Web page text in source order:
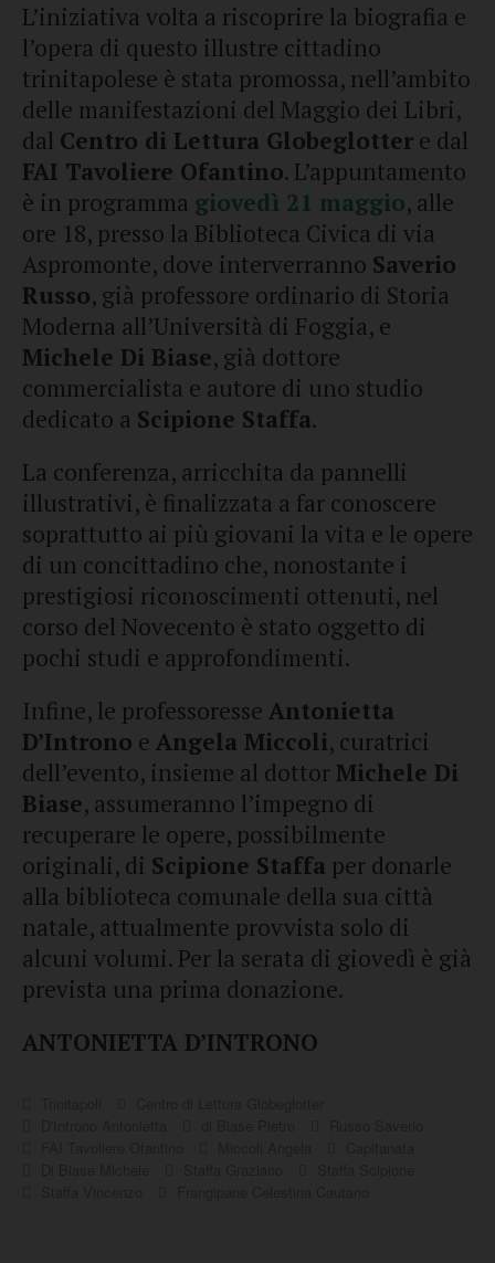
L’iniziativa volta a riscoprire la biografia e
l’opera di questo illustre cittadino
trinitapolese è stata promossa, nell’ambito
delle manifestazioni del Maggio dei Libri,
dal Centro di Lettura Globeglotter e dal
FAI Tavoliere Ofantino. L’appuntamento
è in programma giovedì 21 maggio, alle
ore 18, presso la Biblioteca Civica di via
Aspromonte, dove interverranno Saverio
Russo, già professore ordinario di Storia
Moderna all’Università di Foggia, e
Michele Di Biase, già dottore
commercialista e autore di uno studio
dedicato a Scipione Staffa.
La conferenza, arricchita da pannelli
illustrativi, è finalizzata a far conoscere
soprattutto ai più giovani la vita e le opere
di un concittadino che, nonostante i
prestigiosi riconoscimenti ottenuti, nel
corso del Novecento è stato oggetto di
pochi studi e approfondimenti.
Infine, le professoresse Antonietta
D’Introno e Angela Miccoli, curatrici
dell’evento, insieme al dottorMichele Di
Biase, assumeranno l’impegno di
recuperare le opere, possibilmente
originali, di Scipione Staffa per donarle
alla biblioteca comunale della sua città
natale, attualmente provvista solo di
alcuni volumi. Per la serata di giovedì è già
prevista una prima donazione.
ANTONIETTA D’INTRONO